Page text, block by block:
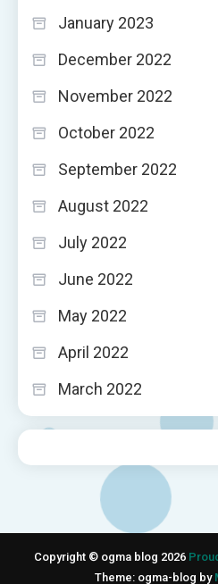
January 2023
December 2022
November 2022
October 2022
September 2022
August 2022
July 2022
June 2022
May 2022
April 2022
March 2022
Copyright © ogma blog 2026
Theme: ogma-blog by